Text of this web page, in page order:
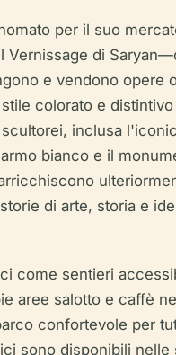
per il suo
di
e vendono opere
colorato e distintivo
inclusa
bianco e il
di arte, storia e
come sentieri
aree salotto e caffè
confortevole per
sono disponibili nelle